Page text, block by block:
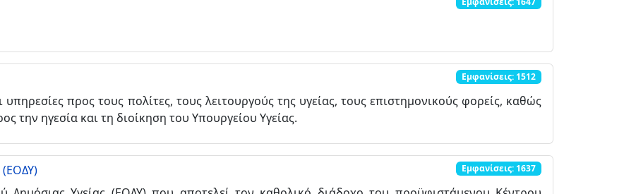
Εμφανίσεις: 1512
προς τους πολίτες, τους λειτουργούς της υγείας, τους επιστημονικούς φορείς, καθώς
την ηγεσία και τη διοίκηση του Υπουργείου Υγείας.
(ΕΟΔΥ) Εμφανίσεις: 1637